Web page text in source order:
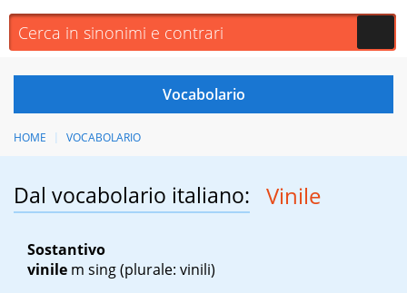
HOME VOCABOLARIO
Dal vocabolario italiano: Vinile
Sostantivo
vinile m sing(plurale: vinili)